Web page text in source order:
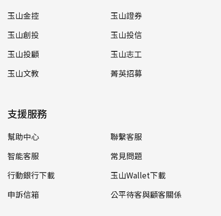
玉山金控
玉山證券
玉山創投
玉山投信
玉山投顧
玉山志工
玉山文教
菁英招募
支援服務
幫助中心
聯繫客服
智能客服
常見問題
行動銀行下載
玉山Wallet下載
申訴信箱
公平待客與顧客關係